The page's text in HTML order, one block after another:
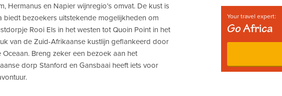
Hermanus en Napier wijnregio’s omvat. De kust is
bezoekers uitstekende mogelijkheden om
Rooi Els in het westen tot Quoin Point in het
van de Zuid-Afrikaanse kustlijn geflankeerd door
Breng zeker een bezoek aan het
dorp Stanford en Gansbaai heeft iets voor
Your travel expert:
Go Africa